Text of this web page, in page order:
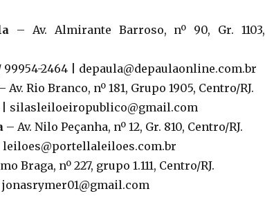
– Av. Almirante Barroso, nº 90, Gr. 1103,
99954-2464 | depaula@depaulaonline.com.br
Av. Rio Branco, nº 181, Grupo 1905, Centro/RJ.
| silasleiloeiropublico@gmail.com
– Av. Nilo Peçanha, nº 12, Gr. 810, Centro/RJ.
| leiloes@portellaleiloes.com.br
Braga, nº 227, grupo 1.111, Centro/RJ.
jonasrymer01@gmail.com